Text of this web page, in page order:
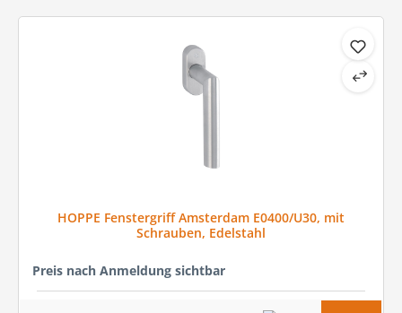
HOPPE Fenstergriff Amsterdam E0400/U30, mit
Schrauben, Edelstahl
Preis nach Anmeldung sichtbar